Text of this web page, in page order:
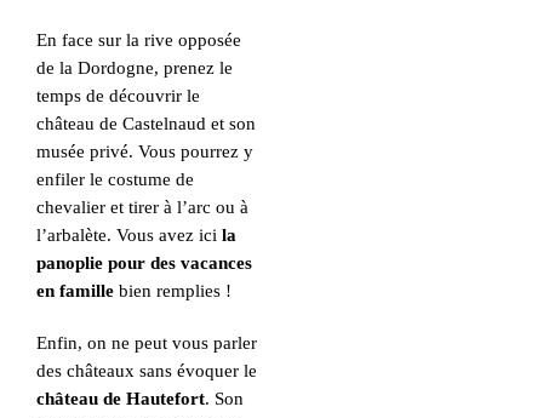
En face sur la rive opposée
de la Dordogne, prenez le
temps de découvrir le
château de Castelnaud et son
musée privé. Vous pourrez y
enfiler le costume de
chevalier et tirer à l’arc ou à
l’arbalète. Vous avez ici la
panoplie pour des vacances
en famille bien remplies !
Enfin, on ne peut vous parler
des châteaux sans évoquer le
château de Hautefort. Son